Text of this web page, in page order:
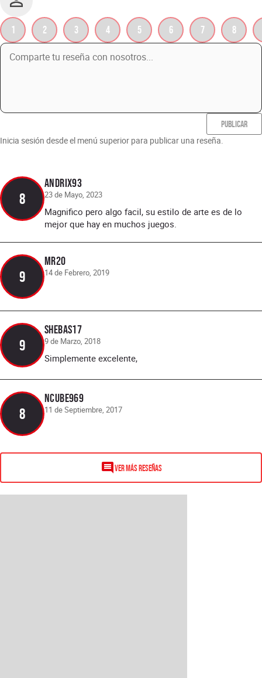
1 2 3 4 5 6 7 8
PUBLICAR
Inicia sesión desde el menú superior para publicar una reseña.
8
Andrix93
23 de Mayo, 2023
Magnifico pero algo facil, su estilo de arte es de lo
mejor que hay en muchos juegos.
9
Mr20
14 de Febrero, 2019
9
Shebas17
9 de Marzo, 2018
Simplemente excelente,
8
Ncube969
11 de Septiembre, 2017
VER MÁS RESEÑAS